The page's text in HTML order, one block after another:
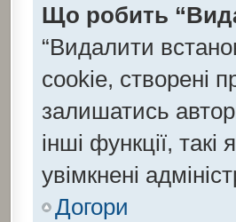
Що робить
“Видалити
cookie, створені
залишатись
інші функції,
увімкнені
Догори